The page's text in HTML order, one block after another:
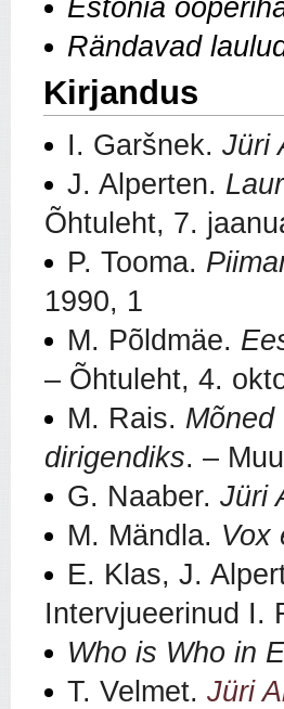
Estonia
Rändavad
Kirjandus
I. Garšnek. Jüri
J. Alperten.
Õhtuleht, 7.
P. Tooma.
1990, 1
M. Põldmäe.
– Õhtuleht, 4.
M. Rais.
dirigendiks. –
G. Naaber. Jüri
M. Mändla. Vox
E. Klas, J.
Intervjueerinud I.
Who is Who in
T. Velmet. Jüri